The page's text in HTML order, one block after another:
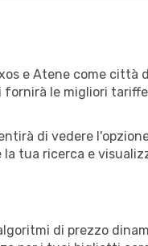
e Atene come città
fornirà le migliori
di vedere
tua ricerca e
di prezzo